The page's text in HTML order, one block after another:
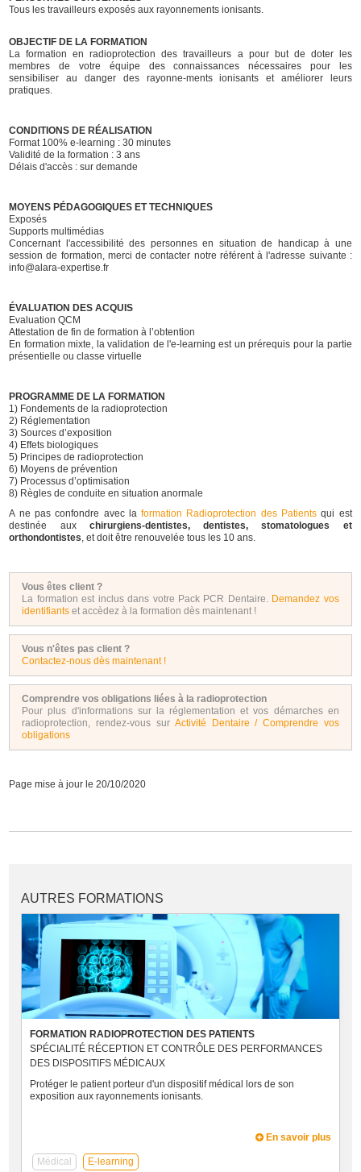
Tous les travailleurs exposés aux rayonnements ionisants.
OBJECTIF DE LA FORMATION
La formation en radioprotection des travailleurs a pour but de doter les
membres de votre équipe des connaissances nécessaires pour les
sensibiliser au danger des rayonne-ments ionisants et améliorer leurs
pratiques.
CONDITIONS DE RÉALISATION
Format 100% e-learning : 30 minutes
Validité de la formation : 3 ans
Délais d'accès : sur demande
MOYENS PÉDAGOGIQUES ET TECHNIQUES
Exposés
Supports multimédias
Concernant l'accessibilité des personnes en situation de handicap à une
session de formation, merci de contacter notre référent à l'adresse suivante :
info@alara-expertise.fr
ÉVALUATION DES ACQUIS
Evaluation QCM
Attestation de fin de formation à l’obtention
En formation mixte, la validation de l'e-learning est un prérequis pour la partie
présentielle ou classe virtuelle
PROGRAMME DE LA FORMATION
1) Fondements de la radioprotection
2) Réglementation
3) Sources d’exposition
4) Effets biologiques
5) Principes de radioprotection
6) Moyens de prévention
7) Processus d’optimisation
8) Règles de conduite en situation anormale
A ne pas confondre avec laformation Radioprotection des Patients qui est
destinée aux chirurgiens-dentistes, dentistes, stomatologues et
orthondontistes, et doit être renouvelée tous les 10 ans.
Vous êtes client ?
La formation est inclus dans votre Pack PCR Dentaire. Demandez vos
identifiants et accèdez à la formation dès maintenant !
Vous n'êtes pas client ?
Contactez-nous dès maintenant !
Comprendre vos obligations liées à la radioprotection
Pour plus d'informations sur la réglementation et vos démarches en
radioprotection, rendez-vous surActivité Dentaire / Comprendre vos
obligations
Page mise à jour le 20/10/2020
AUTRES FORMATIONS
FORMATION RADIOPROTECTION DES PATIENTS
SPÉCIALITÉ RÉCEPTION ET CONTRÔLE DES PERFORMANCES
DES DISPOSITIFS MÉDICAUX
Protéger le patient porteur d'un dispositif médical lors de son
exposition aux rayonnements ionisants.
En savoir plus
Médical E-learning